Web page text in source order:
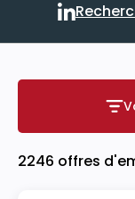
2246 offres